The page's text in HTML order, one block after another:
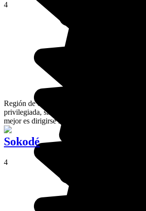
4
Región de origen de la familia del presidente,
privilegiada, sin embargo no hay gran cosa
mejor es dirigirse hacia el norte de Togo.
Sokodé
4